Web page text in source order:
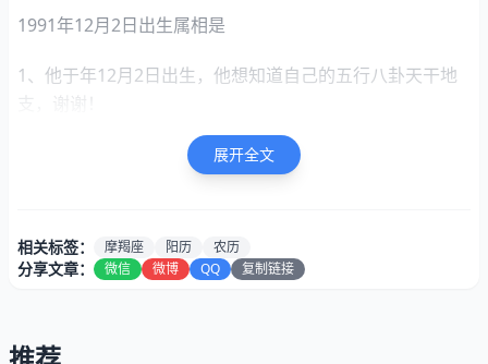
1991年12月2日出生属相是
1、他于年12月2日出生，他想知道自己的五行八卦天干地
支，谢谢！
2、请问属羊的，农历年12月2日出生的今年周岁应该是多
少岁了，谢谢！
展开全文
相关标签： 摩羯座 阳历 农历
分享文章： 微信 微博 QQ 复制链接